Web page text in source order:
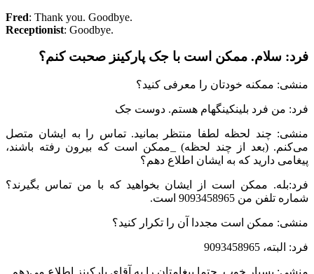
Fred: Thank you. Goodbye.
Receptionist: Goodbye.
فرد: سلام. ممکن است با جک پارکینز صحبت کنم؟
منشی: ممکنه خودتان را معرفی کنید؟‌
فرد: من فرد بلینکینگهام هستم. دوست جک
منشی: چند لحظه لطفا منتظر بمانید. تماس را به ایشان متصل
می‌کنم. (بعد از چند لحظه) _ممکن است که بیرون رفته باشند،
پیغامی دارید که به ایشان اطلاع دهم؟
فرد:‌بله. ممکن است از ایشان بخواهید که با من تماس بگیرند؟
شماره تلفن من 9093458965 است.
منشی: ممکن است مجددا آن را تکرار کنید؟
فرد: البته، 9093458965
منشی: بسیار خوب. حتما پیغامتان را به آقای پارکینز اطلاع می‌دهم.